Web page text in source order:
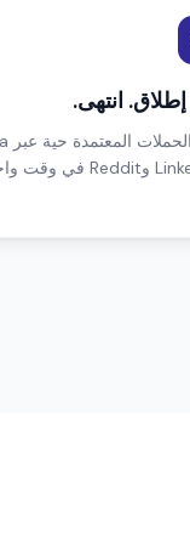
إطلاق. انتهى.